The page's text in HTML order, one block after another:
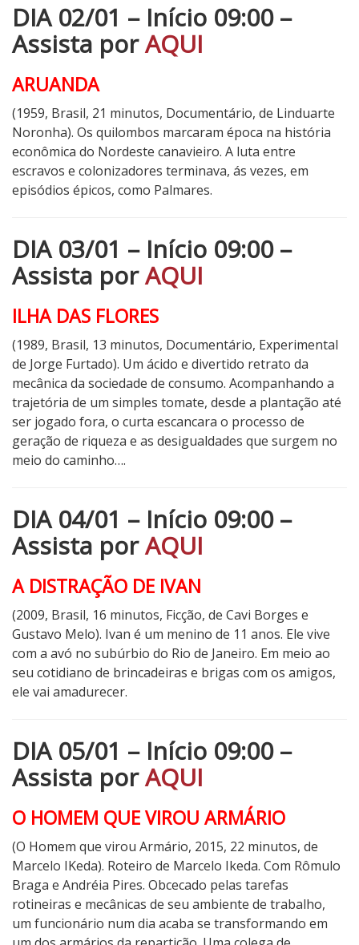
DIA 02/01 – Início 09:00 –
Assista porAQUI
ARUANDA
(1959, Brasil, 21 minutos, Documentário, de Linduarte
Noronha). Os quilombos marcaram época na história
econômica do Nordeste canavieiro. A luta entre
escravos e colonizadores terminava, ás vezes, em
episódios épicos, como Palmares.
DIA 03/01 – Início 09:00 –
Assista porAQUI
ILHA DAS FLORES
(1989, Brasil, 13 minutos, Documentário, Experimental
de Jorge Furtado). Um ácido e divertido retrato da
mecânica da sociedade de consumo. Acompanhando a
trajetória de um simples tomate, desde a plantação até
ser jogado fora, o curta escancara o processo de
geração de riqueza e as desigualdades que surgem no
meio do caminho….
DIA 04/01 – Início 09:00 –
Assista porAQUI
A DISTRAÇÃO DE IVAN
(2009, Brasil, 16 minutos, Ficção, de Cavi Borges e
Gustavo Melo). Ivan é um menino de 11 anos. Ele vive
com a avó no subúrbio do Rio de Janeiro. Em meio ao
seu cotidiano de brincadeiras e brigas com os amigos,
ele vai amadurecer.
DIA 05/01 – Início 09:00 –
Assista porAQUI
O HOMEM QUE VIROU ARMÁRIO
(O Homem que virou Armário, 2015, 22 minutos, de
Marcelo IKeda). Roteiro de Marcelo Ikeda. Com Rômulo
Braga e Andréia Pires. Obcecado pelas tarefas
rotineiras e mecânicas de seu ambiente de trabalho,
um funcionário num dia acaba se transformando em